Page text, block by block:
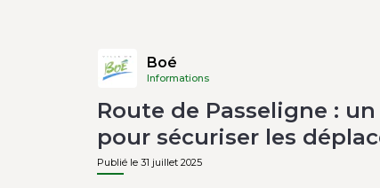
Boé
Informations
Route de Passeligne :
pour sécuriser les
Publié le 31 juillet 2025